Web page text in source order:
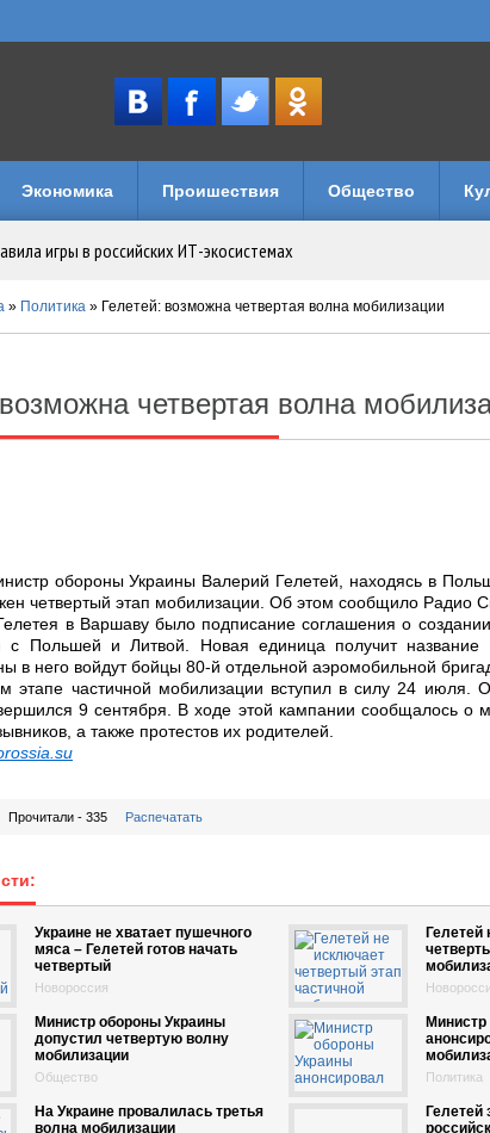
Экономика Проишествия Общество
как устроен досуг на игровых порталах
» Политика » Гелетей: возможна четвертая волна мобилизации
четвертая волна
обороны Украины Валерий Гелетей, находясь в
четвертый этап мобилизации. Об этом сообщило Радио
в Варшаву было подписание соглашения о создании
с Польшей и Литвой. Новая единица получит название
в него войдут бойцы 80-й отдельной аэромобильной
этапе частичной мобилизации вступил в силу 24 июля.
9 сентября. В ходе этой кампании сообщалось о
а также протестов их родителей.
Прочитали - 335 Распечатать
Украине не хватает пушечного
мяса – Гелетей готов начать
четвертый
Новороссия
Гелетей
Министр обороны Украины
допустил четвертую волну
мобилизации
Общество Политика
На Украине провалилась третья
волна мобилизации
Гелетей